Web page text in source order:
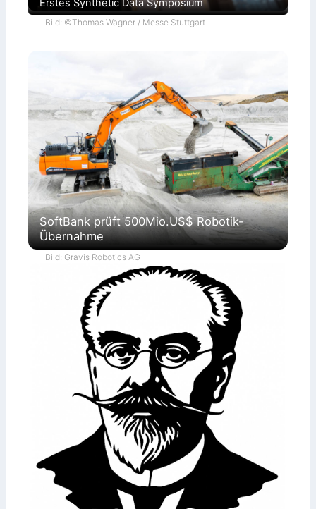
Erstes Synthetic Data Symposium
Bild: ©Thomas Wagner / Messe Stuttgart
SoftBank prüft 500Mio.US$ Robotik-
Übernahme
Bild: Gravis Robotics AG